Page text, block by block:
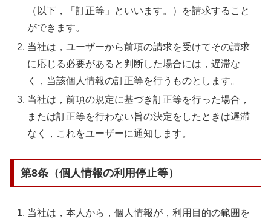
（以下，「訂正等」といいます。）を請求すること
ができます。
当社は，ユーザーから前項の請求を受けてその請求
に応じる必要があると判断した場合には，遅滞な
く，当該個人情報の訂正等を行うものとします。
当社は，前項の規定に基づき訂正等を行った場合，
または訂正等を行わない旨の決定をしたときは遅滞
なく，これをユーザーに通知します。
第8条（個人情報の利用停止等）
当社は，本人から，個人情報が，利用目的の範囲を